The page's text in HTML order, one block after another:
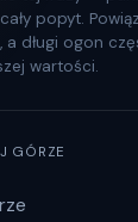
popyt.
a długi ogon
wartości.
GÓRZE